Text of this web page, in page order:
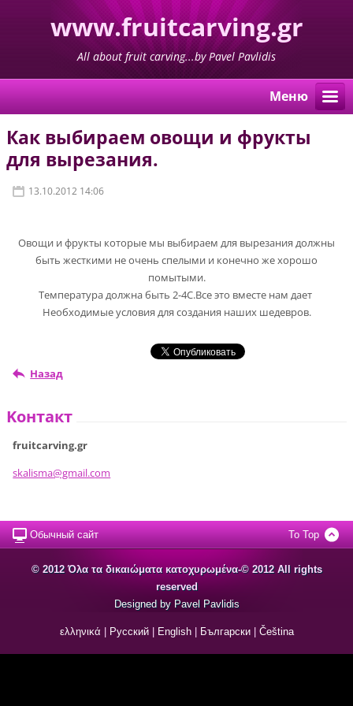
www.fruitcarving.gr
All about fruit carving...by Pavel Pavlidis
Mеню
Как выбираем овощи и фрукты
для вырезания.
13.10.2012 14:06
Овощи и фрукты которые мы выбираем для вырезания должны
быть жесткими не очень спелыми и конечно же хорошо
помытыми.
Температура должна быть 2-4С.Все это вместе нам дает
Необходимые условия для создания наших шедевров.
Назад
Koнтакт
fruitcarving.gr
skalisma@gmail.com
Обычный сайт To Top
© 2012 Όλα τα δικαιώματα κατοχυρωμένα-© 2012 All rights
reserved
Designed by Pavel Pavlidis
ελληνικά Русский| English| Български| Čeština